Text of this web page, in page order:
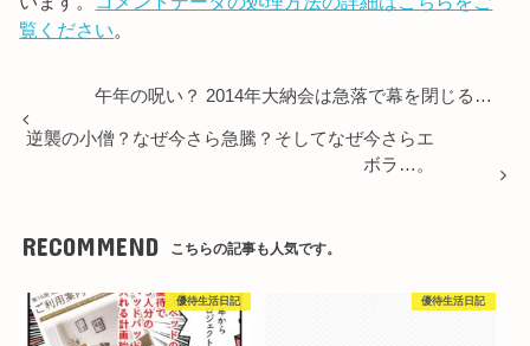
覧ください。
午年の呪い？ 2014年大納会は急落で幕を閉じる…
逆襲の小僧？なぜ今さら急騰？そしてなぜ今さらエ
ボラ…。
RECOMMEND こちらの記事も人気です。
優待生活日記 優待生活日記